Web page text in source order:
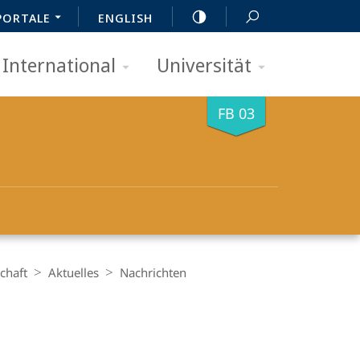
ENGLISH
International Universität
FB 03
Aktuelles Nachrichten